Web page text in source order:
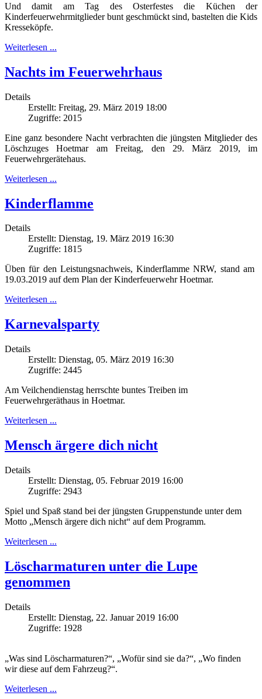
Und damit am Tag des Osterfestes die Küchen der
Kinderfeuerwehrmitglieder bunt geschmückt sind, bastelten die Kids
Kresseköpfe.
Weiterlesen ...
Nachts im Feuerwehrhaus
Details
Erstellt: Freitag, 29. März 2019 18:00
Zugriffe: 2015
Eine ganz besondere Nacht verbrachten die jüngsten Mitglieder des
Löschzuges Hoetmar am Freitag, den 29. März 2019, im
Feuerwehrgerätehaus.
Weiterlesen ...
Kinderflamme
Details
Erstellt: Dienstag, 19. März 2019 16:30
Zugriffe: 1815
Üben für den Leistungsnachweis, Kinderflamme NRW, stand am
19.03.2019 auf dem Plan der Kinderfeuerwehr Hoetmar.
Weiterlesen ...
Karnevalsparty
Details
Erstellt: Dienstag, 05. März 2019 16:30
Zugriffe: 2445
Am Veilchendienstag herrschte buntes Treiben im
Feuerwehrgeräthaus in Hoetmar.
Weiterlesen ...
Mensch ärgere dich nicht
Details
Erstellt: Dienstag, 05. Februar 2019 16:00
Zugriffe: 2943
Spiel und Spaß stand bei der jüngsten Gruppenstunde unter dem
Motto „Mensch ärgere dich nicht“ auf dem Programm.
Weiterlesen ...
Löscharmaturen unter die Lupe
genommen
Details
Erstellt: Dienstag, 22. Januar 2019 16:00
Zugriffe: 1928
„Was sind Löscharmaturen?“, „Wofür sind sie da?“, „Wo finden
wir diese auf dem Fahrzeug?“.
Weiterlesen ...